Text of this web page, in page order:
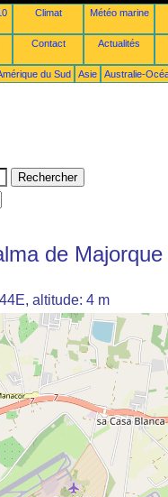
Climat Météo marine
Contact Actualités
du Sud Asie Australie-
de Majorque
altitude: 4 m